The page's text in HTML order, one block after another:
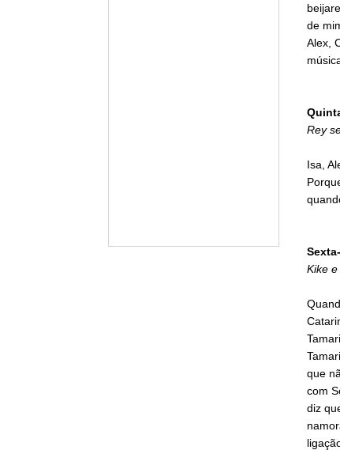
de
Alex,
Rey
Isa,
Kike
que
com
diz